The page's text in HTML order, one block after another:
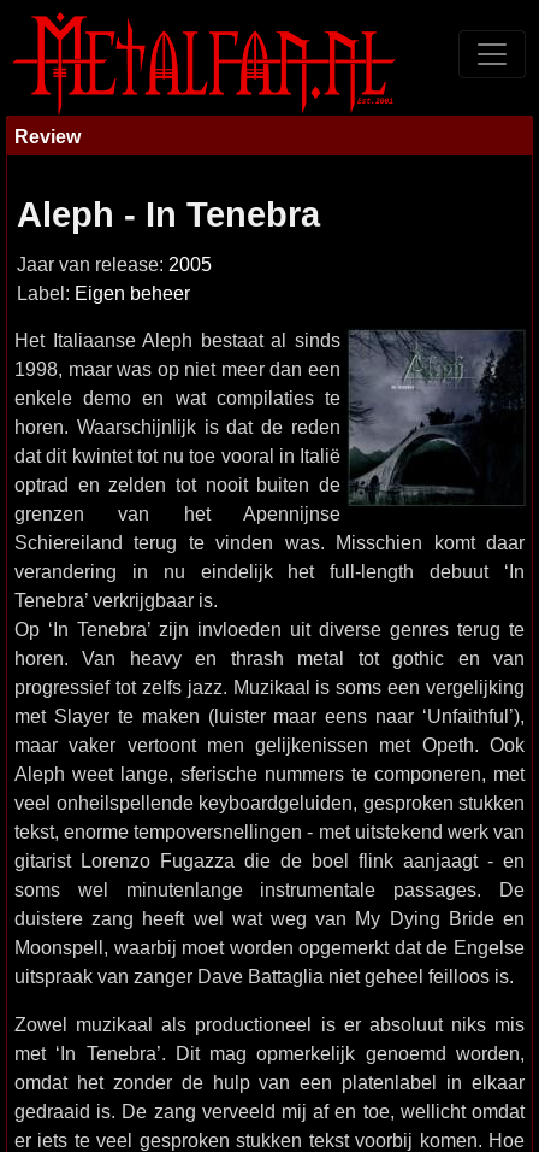
Review
Aleph - In Tenebra
Jaar van release: 2005
Label: Eigen beheer
Het Italiaanse Aleph bestaat al sinds
1998, maar was op niet meer dan een
enkele demo en wat compilaties te
horen. Waarschijnlijk is dat de reden
dat dit kwintet tot nu toe vooral in Italië
optrad en zelden tot nooit buiten de
grenzen van het Apennijnse
Schiereiland terug te vinden was. Misschien komt daar
verandering in nu eindelijk het full-length debuut ‘In
Tenebra’ verkrijgbaar is.
Op ‘In Tenebra’ zijn invloeden uit diverse genres terug te
horen. Van heavy en thrash metal tot gothic en van
progressief tot zelfs jazz. Muzikaal is soms een vergelijking
met Slayer te maken (luister maar eens naar ‘Unfaithful’),
maar vaker vertoont men gelijkenissen met Opeth. Ook
Aleph weet lange, sferische nummers te componeren, met
veel onheilspellende keyboardgeluiden, gesproken stukken
tekst, enorme tempoversnellingen - met uitstekend werk van
gitarist Lorenzo Fugazza die de boel flink aanjaagt - en
soms wel minutenlange instrumentale passages. De
duistere zang heeft wel wat weg van My Dying Bride en
Moonspell, waarbij moet worden opgemerkt dat de Engelse
uitspraak van zanger Dave Battaglia niet geheel feilloos is.
Zowel muzikaal als productioneel is er absoluut niks mis
met ‘In Tenebra’. Dit mag opmerkelijk genoemd worden,
omdat het zonder de hulp van een platenlabel in elkaar
gedraaid is. De zang verveeld mij af en toe, wellicht omdat
er iets te veel gesproken stukken tekst voorbij komen. Hoe